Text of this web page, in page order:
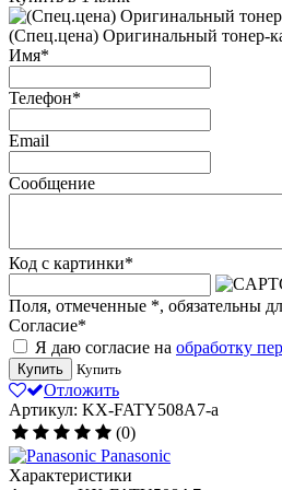
(Спец.цена) Оригинальный тонер-
Имя*
Телефон*
Email
Сообщение
Код с картинки*
Поля, отмеченные *, обязательны
Согласие*
Я даю согласие на обработку
Купить Купить
Отложить
Артикул: KX-FATY508A7-a
(0)
Panasonic
Характеристики